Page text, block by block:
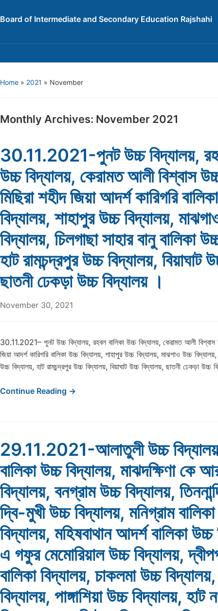
Board of Intermediate and Secondary Education Rajshahi
Home » 2021 » November
Monthly Archives: November 2021
30.11.2021-পুনট উচ্চ বিদ্যালয়,
উচ্চ বিদ্যালয়, কেরামত আলী বিশ্বাস
মিছিরা শহীদ জিয়া আদর্শ কারিগরি
বিদ্যালয়, শাহাপুর উচ্চ বিদ্যালয়,
বিদ্যালয়, চিলগাছা সাহার বানু বালিকা
হাট রামচন্দ্রপুর উচ্চ বিদ্যালয়, বিয়াঘাট
ছাতনী ঢেকড়া উচ্চ বিদ্যালয় ।
November 30, 2021
30.11.2021– পুনট উচ্চ বিদ্যালয়, রহবল বালিকা উচ্চ বিদ্যালয়, কেরামত আলী বিশ্বাস
জিয়া আদর্শ কারিগরি বালিকা উচ্চ বিদ্যালয়, শাহাপুর উচ্চ বিদ্যালয়, মাঝগাও উচ্চ বিদ্যালয়,
উচ্চ বিদ্যালয়, হাট রামচন্দ্রপুর উচ্চ বিদ্যালয়, বিয়াঘাট উচ্চ বিদ্যালয়, ছাতনী ঢেকড়া
Continue Reading →
29.11.2021-আলাতুলী উচ্চ
বালিকা উচ্চ বিদ্যালয়, মাঝদক্ষিণা কে
বিদ্যালয়, বনগ্রাম উচ্চ বিদ্যালয়,
দ্বি-মুখী উচ্চ বিদ্যালয়, মনিগ্রাম
বিদ্যালয়, মহিষবাথান আদর্শ বালিকা
এ গফুর মেমোরিয়াল উচ্চ বিদ্যালয়,
বালিকা বিদ্যালয়, চাকলমা উচ্চ
বিদ্যালয়, পাঙ্গাশিয়া উচ্চ বিদ্যালয়, হাট